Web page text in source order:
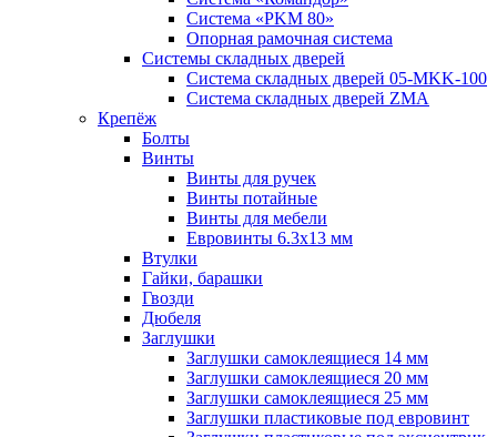
Система «PKM 80»
Опорная рамочная система
Системы складных дверей
Система складных дверей 05-MKK-100
Система складных дверей ZMA
Крепёж
Болты
Винты
Винты для ручек
Винты потайные
Винты для мебели
Евровинты 6.3х13 мм
Втулки
Гайки, барашки
Гвозди
Дюбеля
Заглушки
Заглушки самоклеящиеся 14 мм
Заглушки самоклеящиеся 20 мм
Заглушки самоклеящиеся 25 мм
Заглушки пластиковые под евровинт